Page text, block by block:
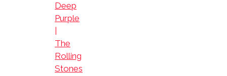
Deep
Purple
The
Rolling
Stones